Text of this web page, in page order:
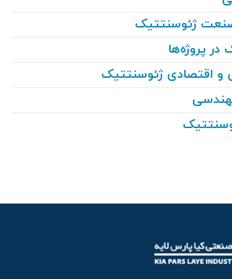
صنعت ژئوسنتتیک
در پروژه‌ها
اقتصادی ژئوسنتتیک